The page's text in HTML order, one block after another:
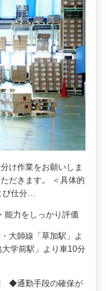
け作業をお願いしま
だきます。 ＜具体的
び仕分…
力をしっかり評価
大師線「草加駅」よ
学前駅」より車10分
◆通勤手段の確保が